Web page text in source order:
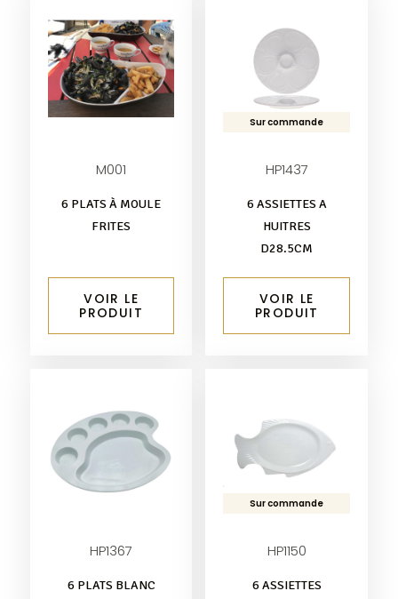
M001
6 PLATS À MOULE
FRITES
VOIR LE
PRODUIT
Sur commande
HP1437
6 ASSIETTES A
HUITRES
D28.5CM
VOIR LE
PRODUIT
HP1367
6 PLATS BLANC
Sur commande
HP1150
6 ASSIETTES